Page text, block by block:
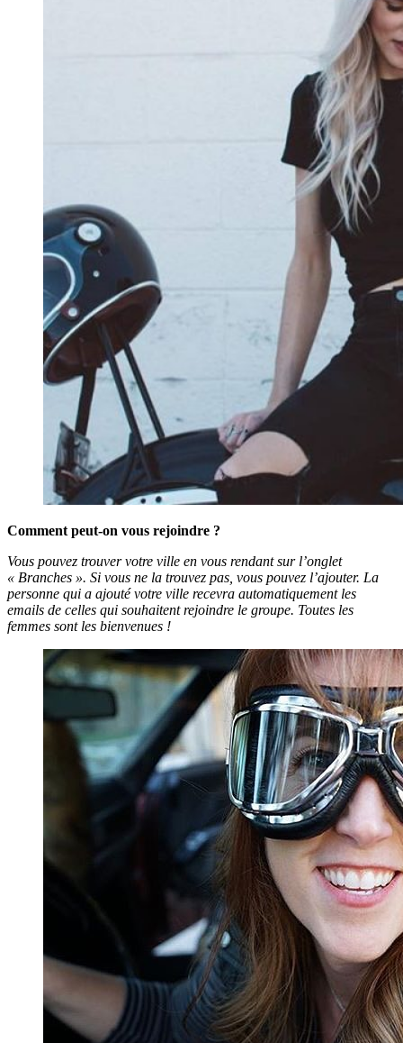
Comment peut-on vous rejoindre ?
Vous pouvez trouver votre ville en vous rendant sur l’onglet
« Branches ». Si vous ne la trouvez pas, vous pouvez l’ajouter. La
personne qui a ajouté votre ville recevra automatiquement les
emails de celles qui souhaitent rejoindre le groupe. Toutes les
femmes sont les bienvenues !